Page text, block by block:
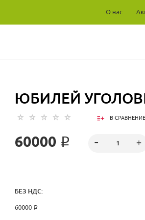
О нас
ЮБИЛЕЙ
В СРАВНЕНИЕ
60000 ₽
БЕЗ НДС:
60000 ₽